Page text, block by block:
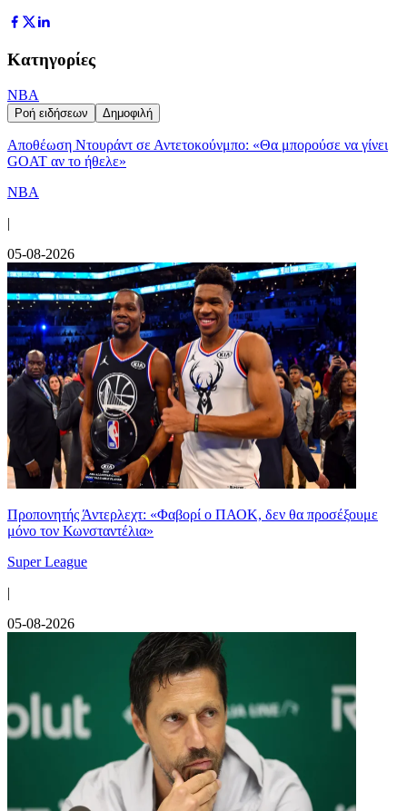
Κατηγορίες
NBA
Ροή ειδήσεων Δημοφιλή
Αποθέωση Ντουράντ σε Αντετοκούνμπο: «Θα μπορούσε να γίνει
GOAT αν το ήθελε»
NBA
|
05-08-2026
Προπονητής Άντερλεχτ: «Φαβορί ο ΠΑΟΚ, δεν θα προσέξουμε
μόνο τον Κωνσταντέλια»
Super League
|
05-08-2026